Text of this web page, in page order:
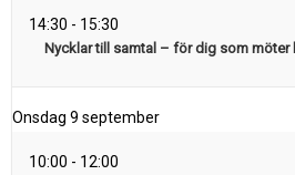
14:30 - 15:30
Nycklar till samtal – för dig som möter
Onsdag 9 september
10:00 - 12:00